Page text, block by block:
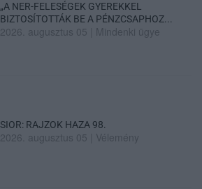
„A NER-FELESÉGEK GYEREKKEL
BIZTOSÍTOTTÁK BE A PÉNZCSAPHOZ...
2026. augusztus 05 Mindenki ügye
SIOR: RAJZOK HAZA 98.
2026. augusztus 05 Vélemény